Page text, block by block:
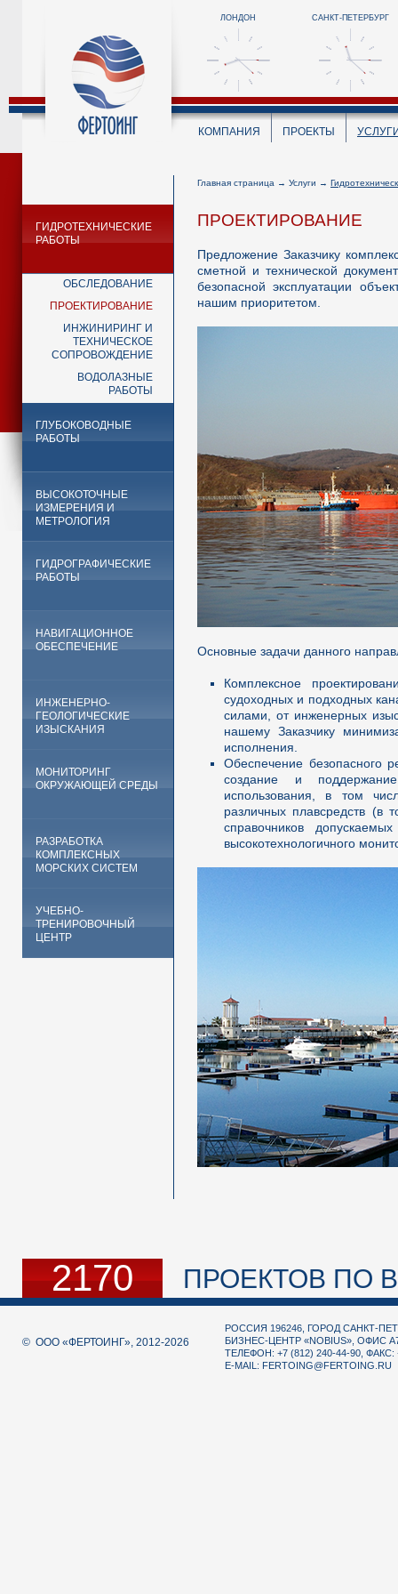
ЛОНДОН САНКТ-ПЕТЕРБУРГ
КОМПАНИЯ ПРОЕКТЫ
ГИДРОТЕХНИЧЕСКИЕ
РАБОТЫ
ОБСЛЕДОВАНИЕ
ПРОЕКТИРОВАНИЕ
ИНЖИНИРИНГ И
ТЕХНИЧЕСКОЕ
СОПРОВОЖДЕНИЕ
ВОДОЛАЗНЫЕ
РАБОТЫ
ГЛУБОКОВОДНЫЕ
РАБОТЫ
ВЫСОКОТОЧНЫЕ
ИЗМЕРЕНИЯ И
МЕТРОЛОГИЯ
ГИДРОГРАФИЧЕСКИЕ
РАБОТЫ
НАВИГАЦИОННОЕ
ОБЕСПЕЧЕНИЕ
ИНЖЕНЕРНО-
ГЕОЛОГИЧЕСКИЕ
ИЗЫСКАНИЯ
МОНИТОРИНГ
ОКРУЖАЮЩЕЙ СРЕДЫ
РАЗРАБОТКА
КОМПЛЕКСНЫХ
МОРСКИХ СИСТЕМ
УЧЕБНО-
ТРЕНИРОВОЧНЫЙ
ЦЕНТР
Главная страница → Услуги →
ПРОЕКТИРОВАНИЕ
Предложение Заказчику
сметной и технической
безопасной эксплуатации
нашим приоритетом.
Основные задачи данного
Комплексное
судоходных и подходных
силами, от инженерных
нашему Заказчику
исполнения.
Обеспечение безопасного
создание и
использования, в том
различных плавсредств (в
справочников
высокотехнологичного
2170 ПРОЕКТОВ ПО
© ООО «ФЕРТОИНГ», 2012-2026
РОССИЯ 196246, ГОРОД САНКТ-
БИЗНЕС-ЦЕНТР «NOBIUS», ОФИС
ТЕЛЕФОН: +7 (812) 240-44-90, ФАКС:
E-MAIL: FERTOING@FERTOING.RU